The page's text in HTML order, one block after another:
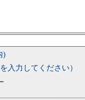
)
を入力してください）